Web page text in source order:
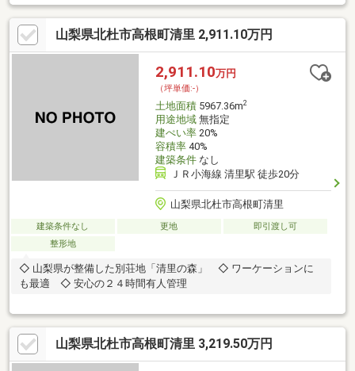
山梨県北杜市高根町清里 2,911.10万円
2,911.10万円
（坪単価:-）
土地面積5967.36m2
用途地域無指定
建ぺい率20%
容積率40%
建築条件なし
ＪＲ小海線 清里駅 徒歩20分
山梨県北杜市高根町清里
建築条件なし 更地
即引渡し可
整形地
◇ 山梨県が整備した別荘地「清里の森」 ◇ ワーケーションに
も最適 ◇ 安心の２４時間有人管理
山梨県北杜市高根町清里 3,219.50万円